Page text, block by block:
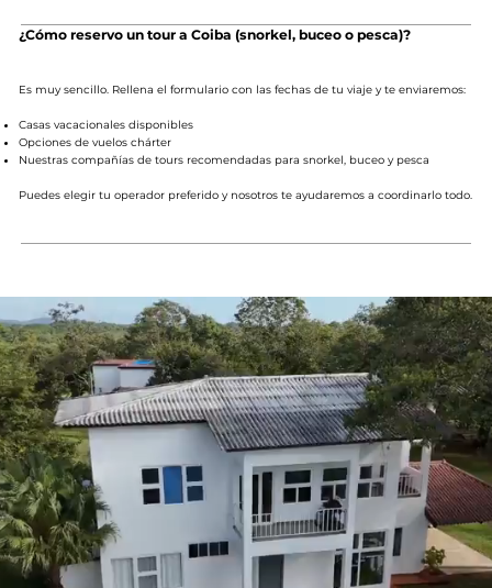
¿Cómo reservo un tour a Coiba (snorkel, buceo o pesca)?
Es muy sencillo. Rellena el formulario con las fechas de tu viaje y te enviaremos:
Casas vacacionales disponibles
Opciones de vuelos chárter
Nuestras compañías de tours recomendadas para snorkel, buceo y pesca
Puedes elegir tu operador preferido y nosotros te ayudaremos a coordinarlo todo.